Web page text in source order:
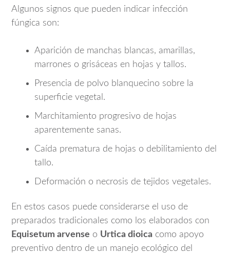
Algunos signos que pueden indicar infección
fúngica son:
Aparición de manchas blancas, amarillas,
marrones o grisáceas en hojas y tallos.
Presencia de polvo blanquecino sobre la
superficie vegetal.
Marchitamiento progresivo de hojas
aparentemente sanas.
Caída prematura de hojas o debilitamiento del
tallo.
Deformación o necrosis de tejidos vegetales.
En estos casos puede considerarse el uso de
preparados tradicionales como los elaborados con
Equisetum arvense o Urtica dioica como apoyo
preventivo dentro de un manejo ecológico del